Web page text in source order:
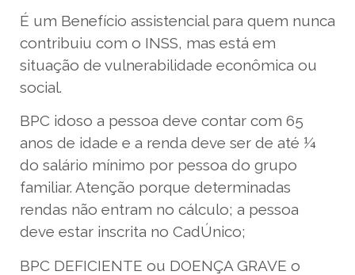
É um Benefício assistencial para quem nunca
contribuiu com o INSS, mas está em
situação de vulnerabilidade econômica ou
social.
BPC idoso a pessoa deve contar com 65
anos de idade e a renda deve ser de até ¼
do salário mínimo por pessoa do grupo
familiar. Atenção porque determinadas
rendas não entram no cálculo; a pessoa
deve estar inscrita no CadÚnico;
BPC DEFICIENTE ou DOENÇA GRAVE o